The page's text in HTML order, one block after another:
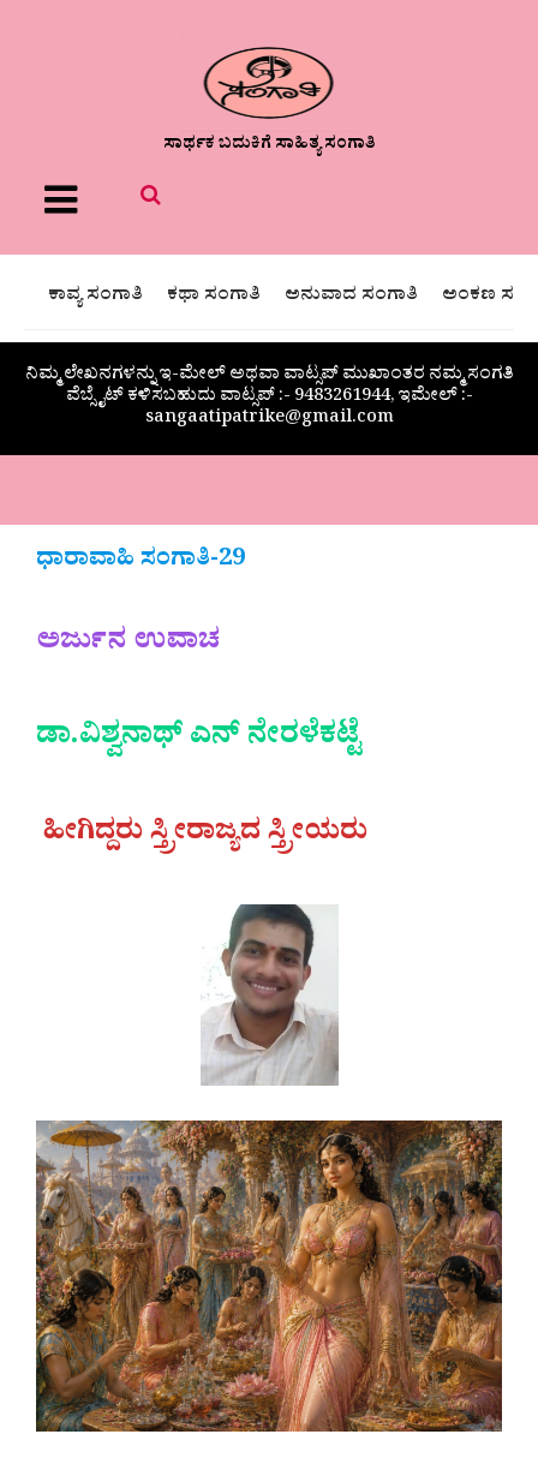
ಸಾರ್ಥಕ ಬದುಕಿಗೆ ಸಾಹಿತ್ಯ ಸಂಗಾತಿ
Menu
ಕಾವ್ಯ ಸಂಗಾತಿ ಕಥಾ ಸಂಗಾತಿ ಅನುವಾದ ಸಂಗಾತಿ ಅಂಕಣ
ನಿಮ್ಮ ಲೇಖನಗಳನ್ನು ಇ-ಮೇಲ್ ಅಥವಾ ವಾಟ್ಸಪ್ ಮುಖಾಂತರ ನಮ್ಮ ಸಂಗತಿ
ವೆಬ್ಸೈಟ್ ಕಳಿಸಬಹುದು ವಾಟ್ಸಪ್‌ :- 9483261944, ಇಮೇಲ್ :-
sangaatipatrike@gmail.com
ಧಾರಾವಾಹಿ ಸಂಗಾತಿ-29
ಅರ್ಜುನ ಉವಾಚ
ಡಾ.ವಿಶ್ವನಾಥ್‌ ಎನ್‌ ನೇರಳೆಕಟ್ಟೆ
ಹೀಗಿದ್ದರು ಸ್ತ್ರೀರಾಜ್ಯದ ಸ್ತ್ರೀಯರು